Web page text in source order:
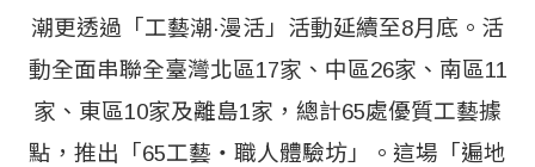
潮更透過「工藝潮·漫活」活動延續至8月底。活
動全面串聯全臺灣北區17家、中區26家、南區11
家、東區10家及離島1家，總計65處優質工藝據
點，推出「65工藝‧職人體驗坊」。這場「遍地